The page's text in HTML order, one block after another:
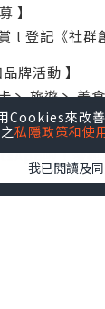
】
l 登記《社群
牌活動 】
丶旅遊丶美食
啦！發掘
來改善
私隱政策和使
我已閱讀及